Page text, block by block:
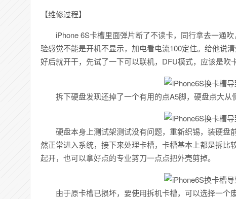
【维修过程】
iPhone 6S卡槽里面弹片断了不读卡，同行拿去一通吹
验感觉不能是开机不显示，加电看电流100定住。给他说
好后就开干，先试了一下可以联机，DFU模式，应该是吹
拆下硬盘发现还掉了一个有用的点A5脚，硬盘点大从
硬盘本身上测试架测试没有问题，重新织锡，装硬盘
然正常进入系统，接下来处理卡槽，卡槽基本上都是拆
起开，也可以拿好点的专业剪刀一点点把外壳剪掉。
由于原卡槽已损坏，要使用拆机卡槽，可以选择一个